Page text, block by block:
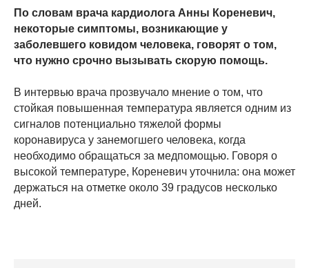
По словам врача кардиолога Анны Кореневич,
некоторые симптомы, возникающие у
заболевшего ковидом человека, говорят о том,
что нужно срочно вызывать скорую помощь.
В интервью врача прозвучало мнение о том, что
стойкая повышенная температура является одним из
сигналов потенциально тяжелой формы
коронавируса у занемогшего человека, когда
необходимо обращаться за медпомощью. Говоря о
высокой температуре, Кореневич уточнила: она может
держаться на отметке около 39 градусов несколько
дней.